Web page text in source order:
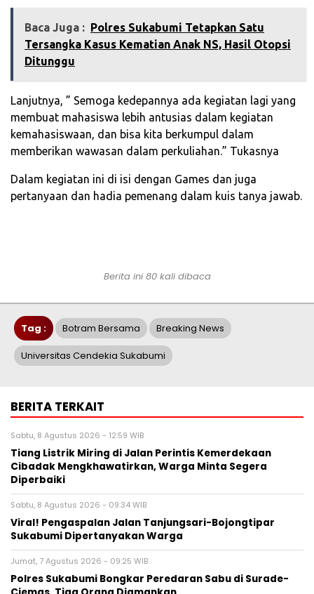
Baca Juga : ‎Polres Sukabumi Tetapkan Satu
Tersangka Kasus Kematian Anak NS, Hasil Otopsi
Ditunggu
Lanjutnya, ” Semoga kedepannya ada kegiatan lagi yang
membuat mahasiswa lebih antusias dalam kegiatan
kemahasiswaan, dan bisa kita berkumpul dalam
memberikan wawasan dalam perkuliahan.” Tukasnya
Dalam kegiatan ini di isi dengan Games dan juga
pertanyaan dan hadia pemenang dalam kuis tanya jawab.
Berita ini 80 kali dibaca
Tag : Botram Bersama Breaking News
Universitas Cendekia Sukabumi
BERITA TERKAIT
Sabtu, 8 Agustus 2026 - 12:59 WIB
Tiang Listrik Miring di Jalan Perintis Kemerdekaan
Cibadak Mengkhawatirkan, Warga Minta Segera
Diperbaiki
Sabtu, 8 Agustus 2026 - 09:34 WIB
Viral! Pengaspalan Jalan Tanjungsari-Bojongtipar
Sukabumi Dipertanyakan Warga
Jumat, 7 Agustus 2026 - 09:25 WIB
Polres Sukabumi Bongkar Peredaran Sabu di Surade-